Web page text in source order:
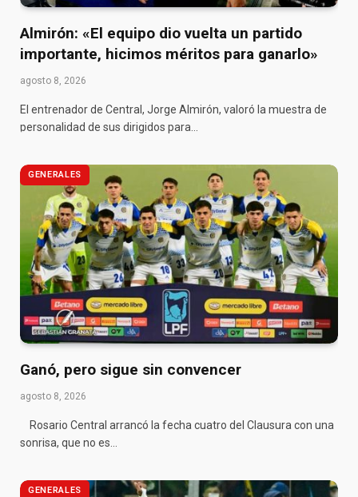
Almirón: «El equipo dio vuelta un partido
importante, hicimos méritos para ganarlo»
agosto 8, 2026
El entrenador de Central, Jorge Almirón, valoró la muestra de
personalidad de sus dirigidos para…
GENERALES
Ganó, pero sigue sin convencer
agosto 8, 2026
Rosario Central arrancó la fecha cuatro del Clausura con una
sonrisa, que no es…
GENERALES